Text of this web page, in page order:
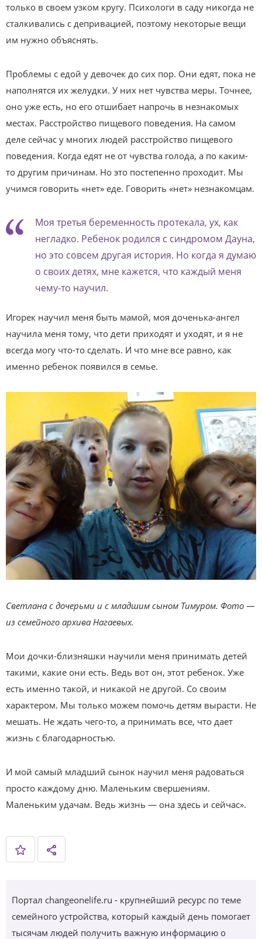
только в своем узком кругу. Психологи в саду никогда не
сталкивались с депривацией, поэтому некоторые вещи
им нужно объяснять.
Проблемы с едой у девочек до сих пор. Они едят, пока не
наполнятся их желудки. У них нет чувства меры. Точнее,
оно уже есть, но его отшибает напрочь в незнакомых
местах. Расстройство пищевого поведения. На самом
деле сейчас у многих людей расстройство пищевого
поведения. Когда едят не от чувства голода, а по каким-
то другим причинам. Но это постепенно проходит. Мы
учимся говорить «нет» еде. Говорить «нет» незнакомцам.
Моя третья беременность протекала, ух, как
негладко. Ребенок родился с синдромом Дауна,
но это совсем другая история. Но когда я думаю
о своих детях, мне кажется, что каждый меня
чему-то научил.
Игорек научил меня быть мамой, моя доченька-ангел
научила меня тому, что дети приходят и уходят, и я не
всегда могу что-то сделать. И что мне все равно, как
именно ребенок появился в семье.
Светлана с дочерьми и с младшим сыном Тимуром. Фото —
из семейного архива Нагаевых.
Мои дочки-близняшки научили меня принимать детей
такими, какие они есть. Ведь вот он, этот ребенок. Уже
есть именно такой, и никакой не другой. Со своим
характером. Мы только можем помочь детям вырасти. Не
мешать. Не ждать чего-то, а принимать все, что дает
жизнь с благодарностью.
И мой самый младший сынок научил меня радоваться
просто каждому дню. Маленьким свершениям.
Маленьким удачам. Ведь жизнь — она здесь и сейчас».
Портал changeonelife.ru - крупнейший ресурс по теме
семейного устройства, который каждый день помогает
тысячам людей получить важную информацию о